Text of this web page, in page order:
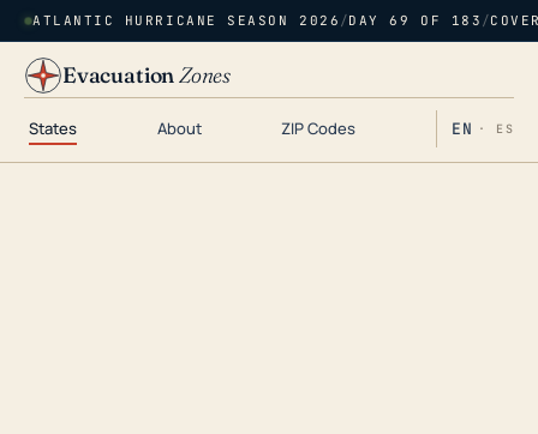
ATLANTIC HURRICANE SEASON 2026 /DAY 69 OF 183 /
EvacuationZones
States About ZIP Codes EN · ES